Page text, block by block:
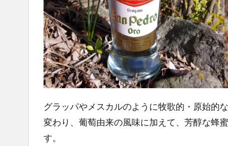
グラッパやメスカルのように牧歌的・原始的
変わり、葡萄由来の風味に加えて、芳醇な蜂
す。